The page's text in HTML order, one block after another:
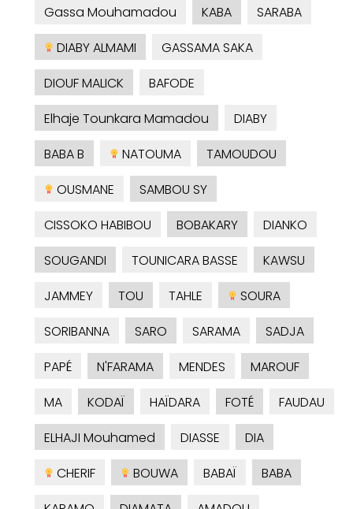
Gassa Mouhamadou
KABA
SARABA
DIABY ALMAMI
GASSAMA SAKA
DIOUF MALICK
BAFODE
Elhaje Tounkara Mamadou
DIABY
BABA B
NATOUMA
TAMOUDOU
OUSMANE
SAMBOU SY
CISSOKO HABIBOU
BOBAKARY
DIANKO
SOUGANDI
TOUNICARA BASSE
KAWSU
JAMMEY
TOU TAHLE
SOURA
SORIBANNA
SARO SARAMA
SADJA
PAPÉ
N'FARAMA MENDES
MAROUF
MA
KODAÏ HAÏDARA FOTÉ
FAUDAU
ELHAJI Mouhamed
DIASSE
DIA
CHERIF
BOUWA BABAÏ
BABA